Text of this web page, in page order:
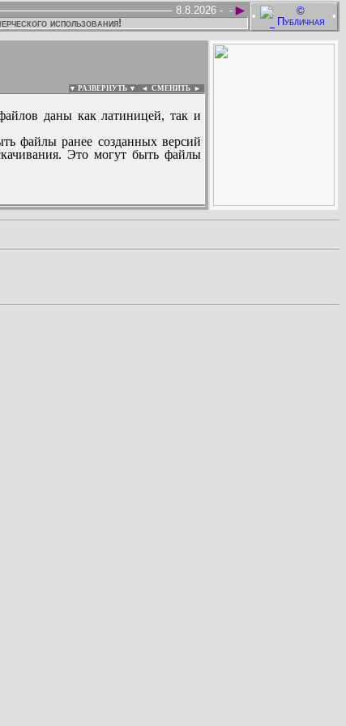
• •
►
-
8.8.2026 -
использования!
▼ РАЗВЕРНУТЬ ▼ ◄ СМЕНИТЬ ►
даны как латиницей, так и
файлы ранее созданных версий
Это могут быть файлы
: